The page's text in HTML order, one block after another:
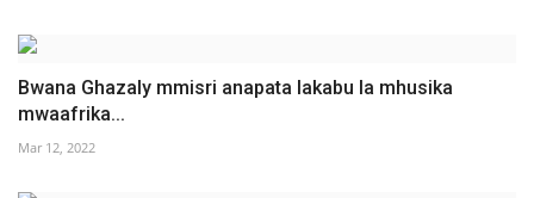
Bwana Ghazaly mmisri anapata lakabu la mhusika
mwaafrika...
Mar 12, 2022